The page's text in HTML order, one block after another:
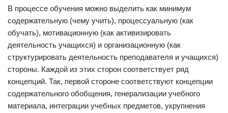
В процессе обучения можно выделить как минимум
содержательную (чему учить), процессуальную (как
обучать), мотивационную (как активизировать
деятельность учащихся) и организационную (как
структурировать деятельность преподавателя и учащихся)
стороны. Каждой из этих сторон соответствует ряд
концепций. Так, первой стороне соответствуют концепции
содержательного обобщения, генерализации учебного
материала, интеграции учебных предметов, укрупнения